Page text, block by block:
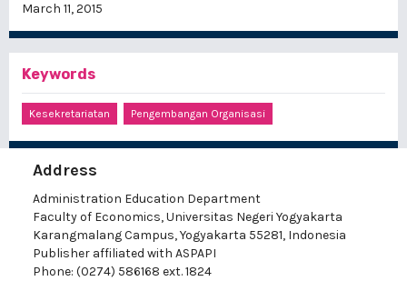
March 11, 2015
Keywords
Kesekretariatan Pengembangan Organisasi
Address
Administration Education Department
Faculty of Economics, Universitas Negeri Yogyakarta
Karangmalang Campus, Yogyakarta 55281, Indonesia
Publisher affiliated with ASPAPI
Phone: (0274) 586168 ext. 1824